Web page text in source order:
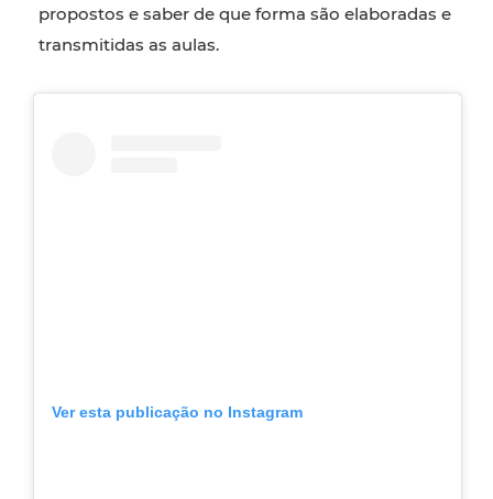
propostos e saber de que forma são elaboradas e
transmitidas as aulas.
Ver esta publicação no Instagram